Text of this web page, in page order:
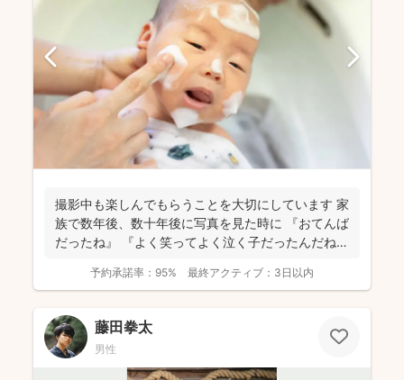
撮影中も楽しんでもらうことを大切にしています 家
族で数年後、数十年後に写真を見た時に 『おてんば
だったね』 『よく笑ってよく泣く子だったんだね』
予約承諾率： 95% 最終アクティブ： 3日以内
藤田拳太
男性